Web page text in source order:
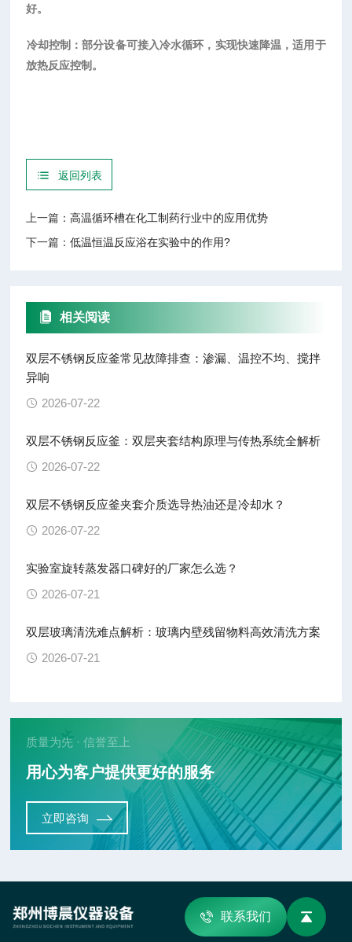
好。
‌冷却控制‌：部分设备可接入冷水循环，实现快速降温，适用于
放热反应控制。
返回列表
上一篇：高温循环槽在化工制药行业中的应用优势
下一篇：低温恒温反应浴在实验中的作用?
相关阅读
双层不锈钢反应釜常见故障排查：渗漏、温控不均、搅拌
异响
2026-07-22
双层不锈钢反应釜：双层夹套结构原理与传热系统全解析
2026-07-22
双层不锈钢反应釜夹套介质选导热油还是冷却水？
2026-07-22
实验室旋转蒸发器口碑好的厂家怎么选？
2026-07-21
双层玻璃清洗难点解析：玻璃内壁残留物料高效清洗方案
2026-07-21
质量为先 · 信誉至上
用心为客户提供更好的服务
立即咨询
联系我们